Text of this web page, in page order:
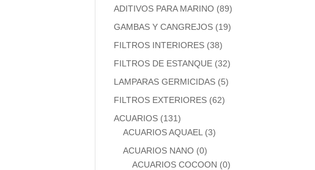
ADITIVOS PARA MARINO (89)
GAMBAS Y CANGREJOS (19)
FILTROS INTERIORES (38)
FILTROS DE ESTANQUE (32)
LAMPARAS GERMICIDAS (5)
FILTROS EXTERIORES (62)
ACUARIOS (131)
ACUARIOS AQUAEL (3)
ACUARIOS NANO (0)
ACUARIOS COCOON (0)